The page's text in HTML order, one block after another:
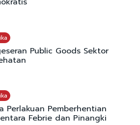
Public Goods Sektor
Perlakuan Pemberhentian
Febrie dan Pinangki